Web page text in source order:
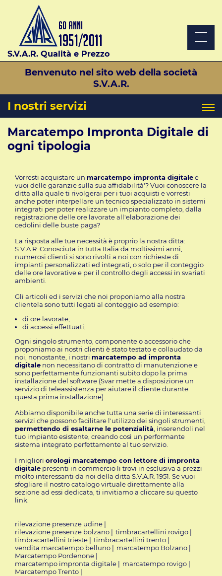
S.V.A.R. Qualità e Prezzo
Benvenuto nel sito web della società
S.V.A.R.
I nostri servizi
Marcatempo Impronta Digitale di
ogni tipologia
Vorresti acquistare un marcatempo impronta digitalee
vuoi delle garanzie sulla sua affidabilità'? Vuoi conoscere la
ditta alla quale ti rivolgerai per i tuoi acquisti e vorresti
anche poter interpellare un tecnico specializzato in sistemi
integrati per poter realizzare un impianto completo, dalla
registrazione delle ore lavorate all'elaborazione dei
cedolini delle buste paga?
La risposta alle tue necessità è proprio la nostra ditta:
S.V.A.R. Conosciuta in tutta Italia da moltissimi anni,
numerosi clienti si sono rivolti a noi con richieste di
impianti personalizzati ed integrati, o solo per il conteggio
delle ore lavorative e per il controllo degli accessi in svariati
ambienti.
Gli articoli ed i servizi che noi proponiamo alla nostra
clientela sono tutti legati al conteggio ad esempio:
di ore lavorate;
di accessi effettuati;
Ogni singolo strumento, componente o accessorio che
proponiamo ai nostri clienti è stato testato e collaudato da
noi, nonostante, i nostri marcatempo ad impronta
digitale non necessitano di contratto di manutenzione e
sono perfettamente funzionanti subito dopo la prima
installazione del software (Svar mette a disposizione un
servizio di teleassistenza per aiutare il cliente durante
questa prima installazione).
Abbiamo disponibile anche tutta una serie di interessanti
servizi che possono facilitare l'utilizzo dei singoli strumenti,
permettendo di esaltarne le potenzialità , inserendoli nel
tuo impianto esistente, creando così un performante
sistema integrato perfettamente al tuo servizio.
I migliori orologi marcatempo con lettore di impronta
digitale presenti in commercio li trovi in esclusiva a prezzi
molto interessanti da noi della ditta S.V.A.R. 1951. Se vuoi
sfogliare il nostro catalogo virtuale direttamente alla
sezione ad essi dedicata, ti invitiamo a cliccare su questo
link.
rilevazione presenze udine |
rilevazione presenze bolzano | timbracartellini rovigo |
timbracartellini trieste | timbracartellini trento |
vendita marcatempo belluno | marcatempo Bolzano |
Marcatempo Pordenone |
marcatempo impronta digitale | marcatempo rovigo |
Marcatempo Trento |